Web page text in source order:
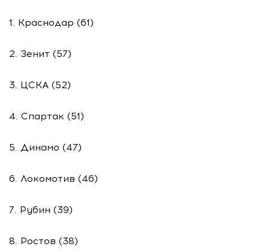
1. Краснодар (61)
2. Зенит (57)
3. ЦСКА (52)
4. Спартак (51)
5. Динамо (47)
6. Локомотив (46)
7. Рубин (39)
8. Ростов (38)